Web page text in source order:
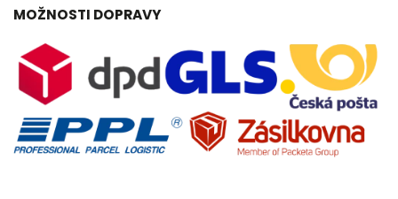
MOŽNOSTI DOPRAVY